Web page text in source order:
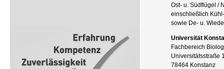
Ost- u. Südflügel /
einschließlich
sowie De- u.
Universität
Fachbereich
Universitätsstraße
78464 Konstanz